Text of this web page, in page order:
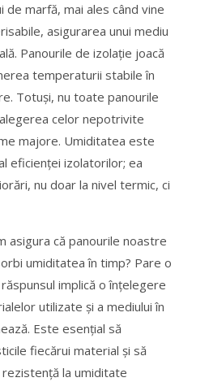
marfă, mai ales când vine
asigurarea unui mediu
Panourile de izolație joacă
temperaturii stabile în
Totuși, nu toate panourile
celor nepotrivite
majore. Umiditatea este
eficienței izolatorilor; ea
nu doar la nivel termic, ci
asigura că panourile noastre
umiditatea în timp? Pare o
implică o înțelegere
utilizate și a mediului în
Este esențial să
fiecărui material și să
la umiditate